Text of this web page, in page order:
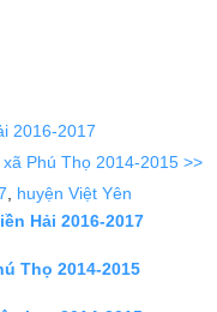
2016-2017
Phú Thọ 2014-2015 >>
huyện Việt Yên
Hải 2016-2017
Thọ 2014-2015